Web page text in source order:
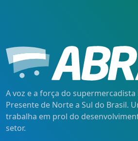
A voz e a força do
Presente de Norte a Sul do Brasil.
trabalha em prol do
setor.